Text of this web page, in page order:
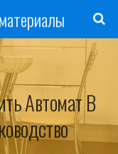
Автомат В